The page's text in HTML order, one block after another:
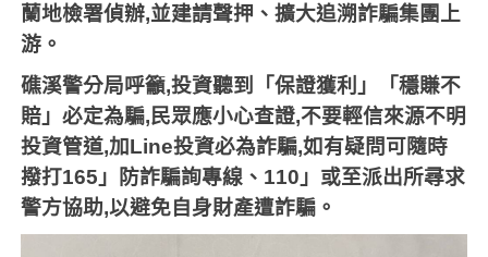
蘭地檢署偵辦,並建請聲押、擴大追溯詐騙集團上
游。
礁溪警分局呼籲,投資聽到「保證獲利」「穩賺不
賠」必定為騙, 民眾應小心查證,不要輕信來源不明
投資管道,加Line投資必為詐騙,如有疑問可隨時
撥打165 」防詐騙詢專線、 110 」或至派出所尋求
警方協助,以避免自身財產遭詐騙。